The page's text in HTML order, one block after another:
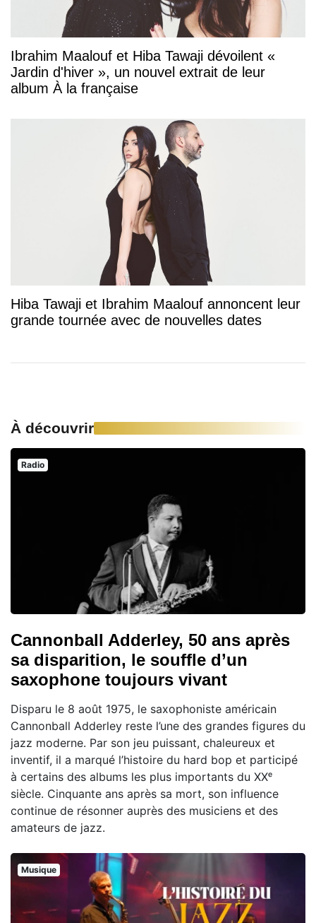
Ibrahim Maalouf et Hiba Tawaji dévoilent «
Jardin d'hiver », un nouvel extrait de leur
album À la française
Hiba Tawaji et Ibrahim Maalouf annoncent leur
grande tournée avec de nouvelles dates
À découvrir
Radio
Cannonball Adderley, 50 ans après
sa disparition, le souffle d’un
saxophone toujours vivant
Disparu le 8 août 1975, le saxophoniste américain
Cannonball Adderley reste l’une des grandes figures du
jazz moderne. Par son jeu puissant, chaleureux et
inventif, il a marqué l’histoire du hard bop et participé
à certains des albums les plus importants du XXᵉ
siècle. Cinquante ans après sa mort, son influence
continue de résonner auprès des musiciens et des
amateurs de jazz.
Musique